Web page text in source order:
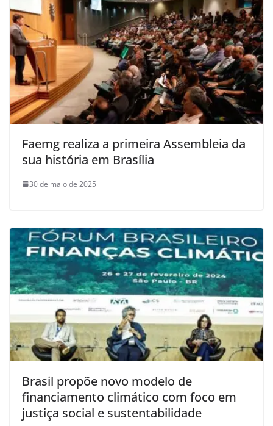
Faemg realiza a primeira Assembleia da
sua história em Brasília
30 de maio de 2025
Brasil propõe novo modelo de
financiamento climático com foco em
justiça social e sustentabilidade